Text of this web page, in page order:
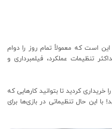
است که معمولاً تمام روز را دوام
تنظیمات عملکرد، فیلمبرداری و
کردید تا بتوانید کارهایی که
این حال تنظیماتی در بازی‌ها برای